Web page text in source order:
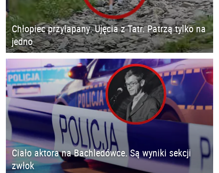
Chłopiec przyłapany. Ujęcia z Tatr. Patrzą tylko na
jedno
Ciało aktora na Bachledówce. Są wyniki sekcji
zwłok